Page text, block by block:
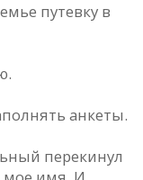
путевку в
анкеты.
перекинул